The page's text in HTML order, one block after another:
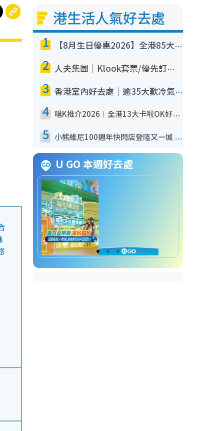
港生活人氣好去處
1 【8月生日優惠2026】全港85大食買玩著數攻略 自助餐/火鍋放題同行免費＋誠品/DONKI送現金券
2 人夫集團｜Klook套票/優先訂票/公開發售搶飛攻略！附票價.購票連結.場地座位表
3 香港室內好去處｜逾35大歎冷氣室內好去處推介 室內活動免費避雨無懼落雨
4 唱K推介2026︱全港13大卡啦OK好去處！最平$36起 日文K都有！(附地址+收費詳情)
5 小熊維尼100週年快閃店登陸又一城 重現百畝森林經典場景／獨家限定盲盒登場／專屬DIY香水
U GO 本週好去處